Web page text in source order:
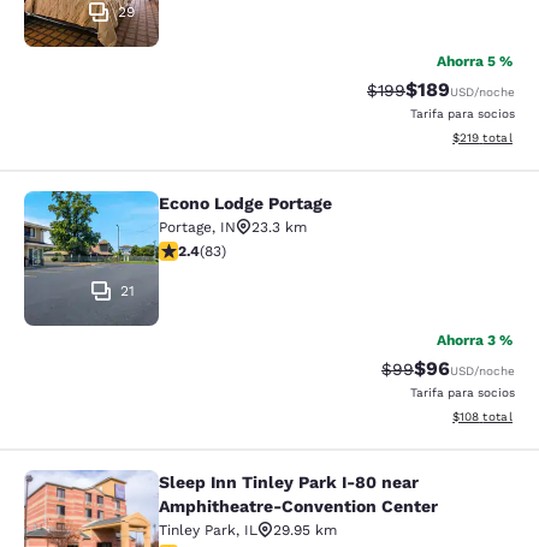
29
Ahorra 5 %
Precio tachado:
$199Precio con
$189USD/noche
Tarifa para socios
Ver detalles
$219 total
Econo Lodge Portage
21
Econo Lodge Portage
Portage, IN
23.3 km
calificación de 2.35 estrellas. Feria. 83 reseñas
2.4(83)
Ahorra 3 %
Precio tachado:
$99Precio con
$96USD/noche
Tarifa para socios
Ver detalles
$108 total
Sleep Inn Tinley Park I-80 near
Sleep Inn Tinley Park I-80 near
Amphitheatre-Convention Center
Tinley Park, IL
29.95 km